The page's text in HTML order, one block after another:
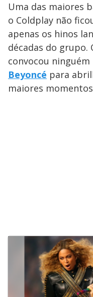
Uma das maiores
o Coldplay não
apenas os hinos
décadas do grupo.
convocou
Beyoncé para
maiores